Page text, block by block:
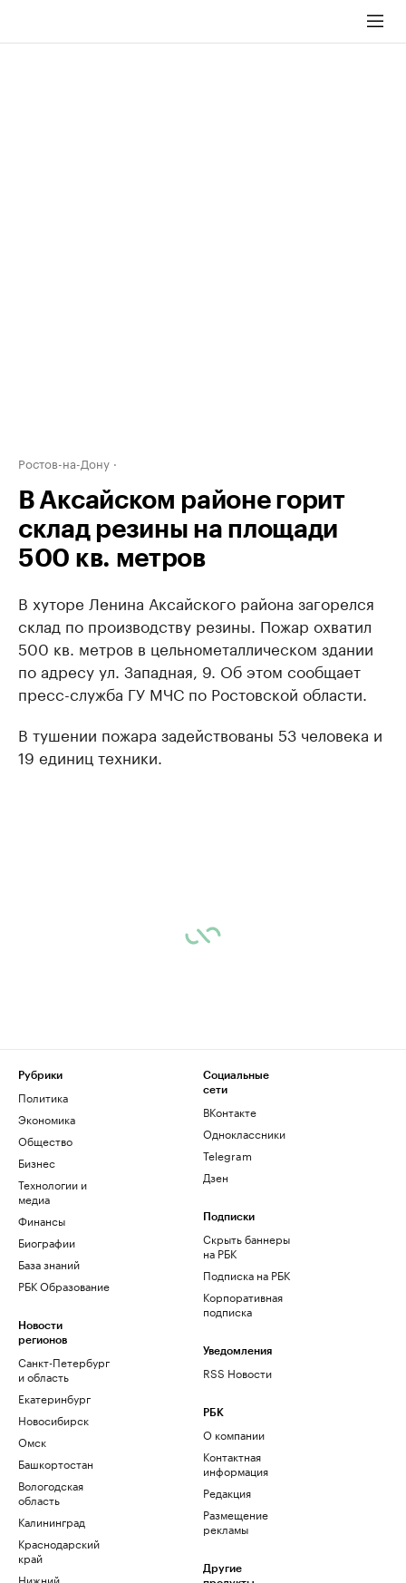
Ростов-на-Дону
В Аксайском районе горит
склад резины на площади
500 кв. метров
В хуторе Ленина Аксайского района загорелся
склад по производству резины. Пожар охватил
500 кв. метров в цельнометаллическом здании
по адресу ул. Западная, 9. Об этом сообщает
пресс-служба ГУ МЧС по Ростовской области.
В тушении пожара задействованы 53 человека и
19 единиц техники.
Рубрики
Политика
Экономика
Общество
Бизнес
Технологии и
медиа
Финансы
Биографии
База знаний
РБК Образование
Новости
регионов
Санкт-Петербург
и область
Екатеринбург
Новосибирск
Омск
Башкортостан
Вологодская
область
Калининград
Краснодарский
край
Нижний
Социальные
сети
ВКонтакте
Одноклассники
Telegram
Дзен
Подписки
Скрыть баннеры
на РБК
Подписка на РБК
Корпоративная
подписка
Уведомления
RSS Новости
РБК
О компании
Контактная
информация
Редакция
Размещение
рекламы
Другие